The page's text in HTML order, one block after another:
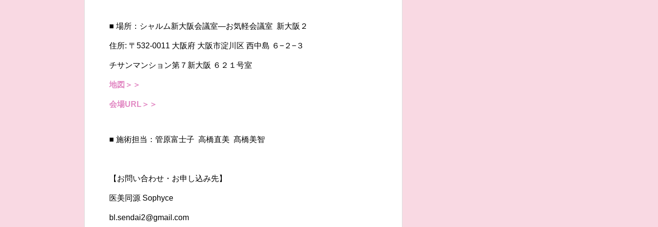
■ 場所：シャルム新大阪会議室―お気軽会議室 新大阪２
住所: 〒532-0011 大阪府 大阪市淀川区 西中島 ６−２−３
チサンマンション第７新大阪 ６２１号室
地図＞＞
会場URL＞＞
■ 施術担当：管原富士子 高橋直美 髙橋美智
【お問い合わせ・お申し込み先】
医美同源 Sophyce
bl.sendai2@gmail.com